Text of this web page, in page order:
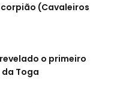
(Cavaleiros
o primeiro
Toga